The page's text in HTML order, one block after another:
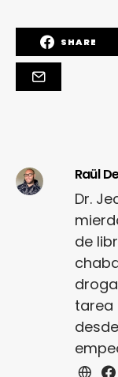
SHARE
Raül
Dr.
de
tarea